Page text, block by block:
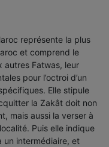
représente la plus
et comprend le
autres Fatwas, leur
pour l’octroi d’un
Elle stipule
la Zakât doit non
mais aussi la verser à
Puis elle indique
un intermédiaire, et